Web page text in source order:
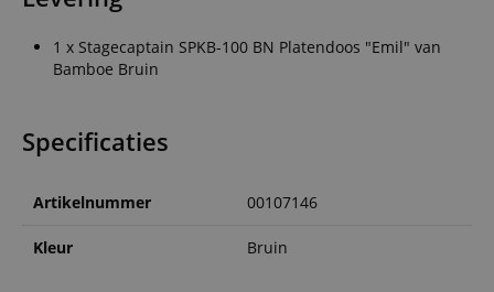
1 x Stagecaptain SPKB-100 BN Platendoos "Emil" van
Bamboe Bruin
Specificaties
Artikelnummer 00107146
Kleur Bruin